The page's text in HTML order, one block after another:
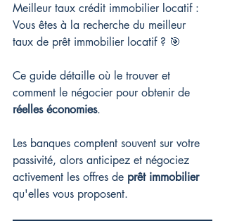
Meilleur taux crédit immobilier locatif :
Vous êtes à la recherche du meilleur
taux de prêt immobilier locatif ? 🎯
Ce guide détaille où le trouver et
comment le négocier pour obtenir de
réelles économies.
Les banques comptent souvent sur votre
passivité, alors anticipez et négociez
activement les offres de prêt immobilier
qu'elles vous proposent.